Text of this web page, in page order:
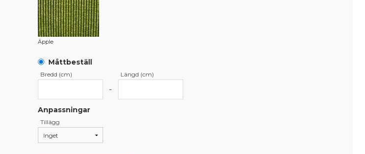
Äpple
Måttbeställ
Bredd (cm)
-
Längd (cm)
Anpassningar
Tillägg